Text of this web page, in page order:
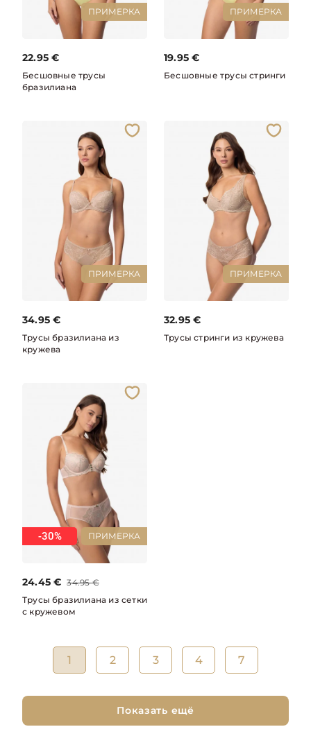
ПРИМЕРКА
22.95 €
Бесшовные трусы
бразилиана
ПРИМЕРКА
19.95 €
Бесшовные трусы стринги
ПРИМЕРКА
34.95 €
Трусы бразилиана из
кружева
ПРИМЕРКА
32.95 €
Трусы стринги из кружева
ПРИМЕРКА
-30%
24.45 € 34.95 €
Трусы бразилиана из сетки
с кружевом
1 2 3 4 7
Показать ещё